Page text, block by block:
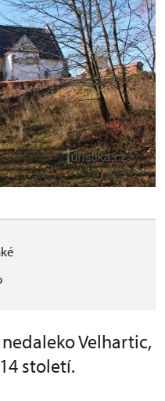
Velhartic,
století.